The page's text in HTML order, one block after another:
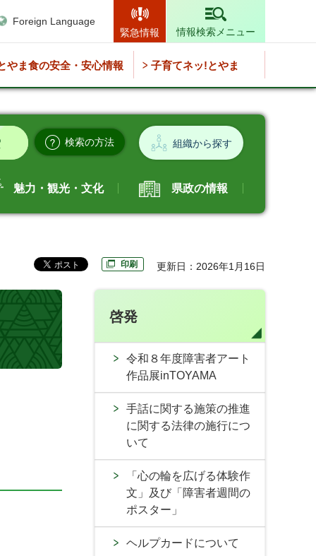
Foreign Language
緊急情報
情報検索メニュー
やま食の安全・安心情報 子育てネッ!とやま
検索の方法 組織から探す
魅力・観光・文化 県政の情報
印刷 更新日：2026年1月16日
啓発
令和８年度障害者アート
作品展inTOYAMA
手話に関する施策の推進
に関する法律の施行につ
いて
「心の輪を広げる体験作
文」及び「障害者週間の
ポスター」
ヘルプカードについて